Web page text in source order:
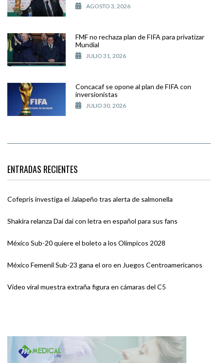
AGOSTO 3, 2026
FMF no rechaza plan de FIFA para privatizar
Mundial
JULIO 31, 2026
Concacaf se opone al plan de FIFA con
inversionistas
JULIO 30, 2026
ENTRADAS RECIENTES
Cofepris investiga el Jalapeño tras alerta de salmonella
Shakira relanza Dai dai con letra en español para sus fans
México Sub-20 quiere el boleto a los Olímpicos 2028
México Femenil Sub-23 gana el oro en Juegos Centroamericanos
Video viral muestra extraña figura en cámaras del C5